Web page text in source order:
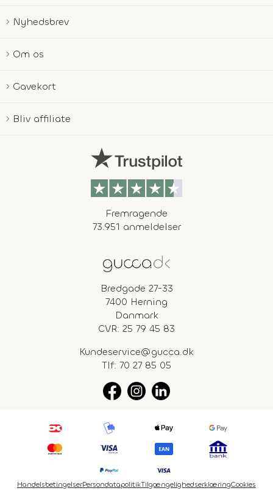
Nyhedsbrev
Om os
Gavekort
Bliv affiliate
Fremragende
73.951 anmeldelser
Bredgade 27-33
7400 Herning
Danmark
CVR: 25 79 45 83
Kundeservice@gucca.dk
Tlf: 70 27 85 05
HandelsbetingelserPersondatapolitikTilgængelighedserklæringCookies